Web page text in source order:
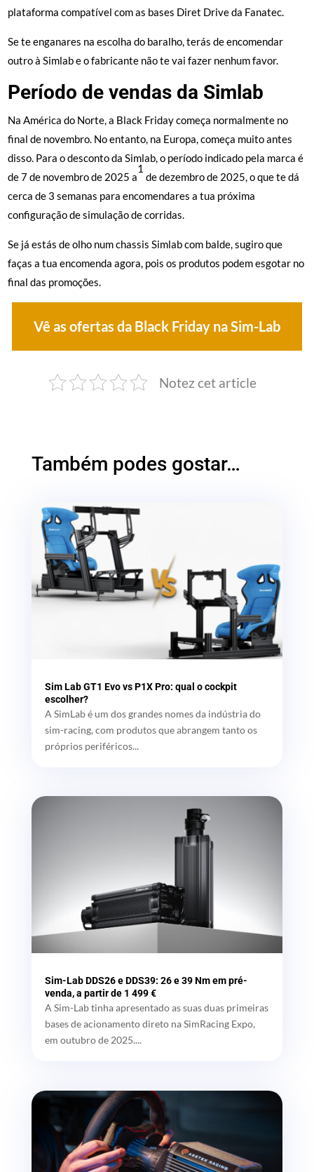
plataforma compatível com as bases Diret Drive da Fanatec.
Se te enganares na escolha do baralho, terás de encomendar
outro à Simlab e o fabricante não te vai fazer nenhum favor.
Período de vendas da Simlab
Na América do Norte, a Black Friday começa normalmente no
final de novembro. No entanto, na Europa, começa muito antes
disso. Para o desconto da Simlab, o período indicado pela marca é
de 7 de novembro de 2025 a
1
de dezembro de 2025, o que te dá
cerca de 3 semanas para encomendares a tua próxima
configuração de simulação de corridas.
Se já estás de olho num chassis Simlab com balde, sugiro que
faças a tua encomenda agora, pois os produtos podem esgotar no
final das promoções.
Vê as ofertas da Black Friday na Sim-Lab
Notez cet article
Também podes gostar…
Sim Lab GT1 Evo vs P1X Pro: qual o cockpit
escolher?
A SimLab é um dos grandes nomes da indústria do
sim-racing, com produtos que abrangem tanto os
próprios periféricos...
Sim-Lab DDS26 e DDS39: 26 e 39 Nm em pré-
venda, a partir de 1 499 €
A Sim-Lab tinha apresentado as suas duas primeiras
bases de acionamento direto na SimRacing Expo,
em outubro de 2025....